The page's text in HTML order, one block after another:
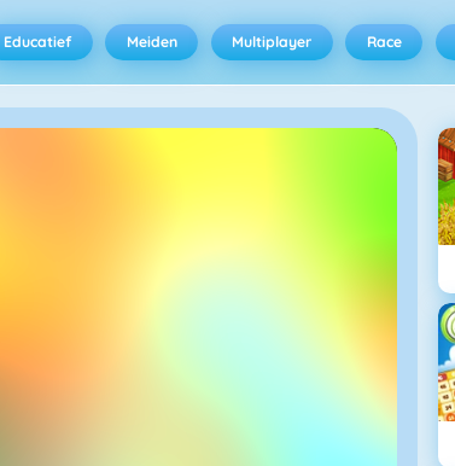
Educatief Meiden Multiplayer Race